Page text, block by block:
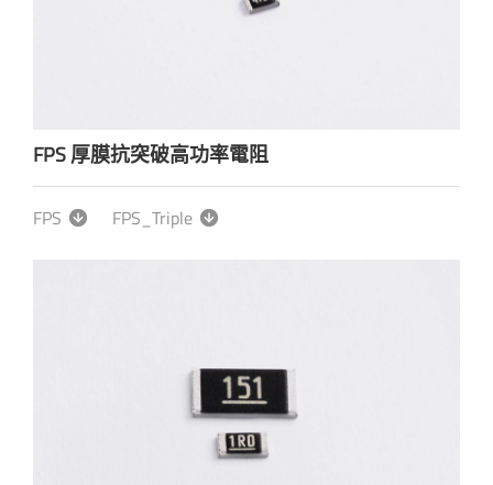
FPS 厚膜抗突破高功率電阻
FPS FPS_Triple